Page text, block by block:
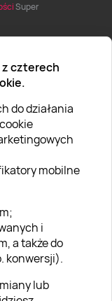
czterech
do działania
mobilne
i
a także do
konwersji).
lub
Super